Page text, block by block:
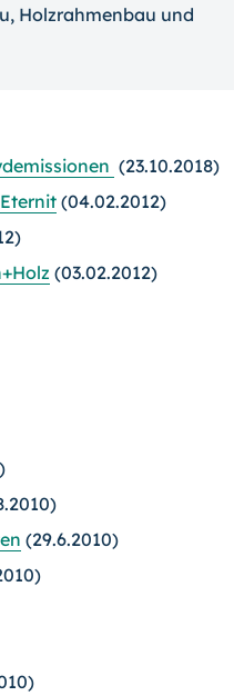
Holzrahmenbau und
(23.10.2018)
(04.02.2012)
(03.02.2012)
(29.6.2010)